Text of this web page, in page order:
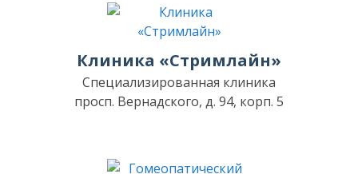
Клиника «Стримлайн»
Специализированная клиника
просп. Вернадского, д. 94, корп. 5